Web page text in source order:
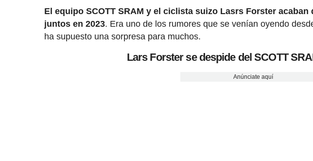
El equipo SCOTT SRAM y el ciclista suizo Lasrs Forster
juntos en 2023. Era uno de los rumores que se venían oyendo
ha supuesto una sorpresa para muchos.
Lars Forster se despide del SCOTT
Anúnciate aquí